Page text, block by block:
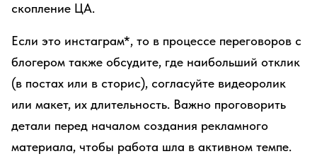
скопление ЦА.
Если это инстаграм*, то в процессе переговоров с
блогером также обсудите, где наибольший отклик
(в постах или в сторис), согласуйте видеоролик
или макет, их длительность. Важно проговорить
детали перед началом создания рекламного
материала, чтобы работа шла в активном темпе.